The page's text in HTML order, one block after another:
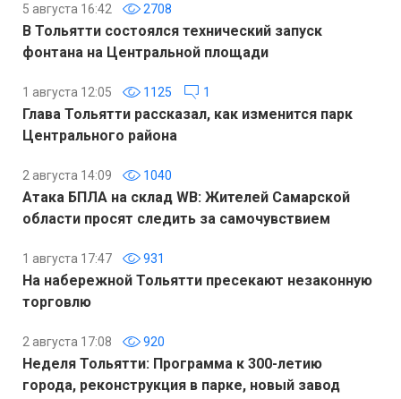
5 августа 16:42 2708
В Тольятти состоялся технический запуск
фонтана на Центральной площади
1 августа 12:05 1125 1
Глава Тольятти рассказал, как изменится парк
Центрального района
2 августа 14:09 1040
Атака БПЛА на склад WB: Жителей Самарской
области просят следить за самочувствием
1 августа 17:47 931
На набережной Тольятти пресекают незаконную
торговлю
2 августа 17:08 920
Неделя Тольятти: Программа к 300-летию
города, реконструкция в парке, новый завод